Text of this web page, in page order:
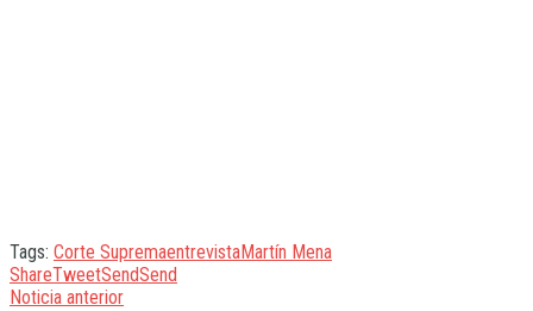
Tags: Corte SupremaentrevistaMartín Mena
ShareTweetSendSend
Noticia anterior